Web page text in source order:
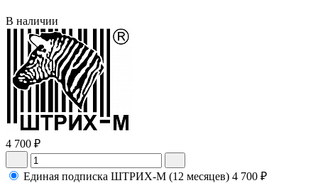
В наличии
4 700 ₽
Единая подписка ШТРИХ-М (12 месяцев) 4 700 ₽